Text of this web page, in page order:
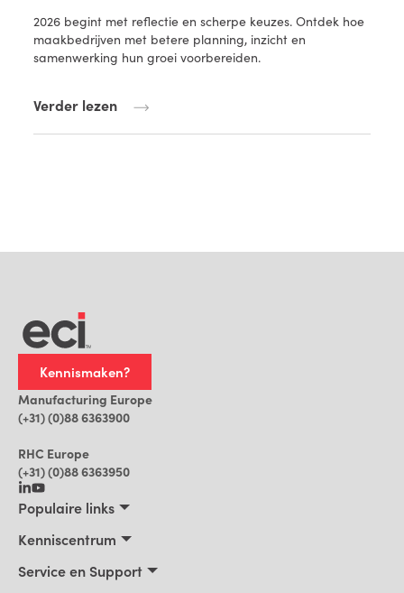
2026 begint met reflectie en scherpe keuzes. Ontdek hoe
maakbedrijven met betere planning, inzicht en
samenwerking hun groei voorbereiden.
Verder lezen
Kennismaken?
Manufacturing Europe
(+31) (0)88 6363900
RHC Europe
(+31) (0)88 6363950
Populaire links
Installatiebedrijven
Kenniscentrum
Service en Support